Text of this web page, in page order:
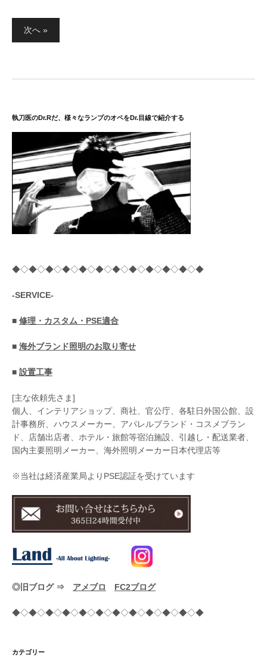
り
次へ »
執刀医のDr.Rだ、様々なランプのオペをDr.目線で紹介する
◆◇◆◇◆◇◆◇◆◇◆◇◆◇◆◇◆◇◆◇◆◇◆
-SERVICE-
■ 修理・カスタム・PSE適合
■ 海外ブランド照明のお取り寄せ
■ 設置工事
[主な依頼先さま]
個人、インテリアショップ、商社、官公庁、各駐日外国公館、設
計事務所、ハウスメーカー、アパレルブランド・コスメブラン
ド、店舗出店者、ホテル・旅館等宿泊施設、引越し・配送業者、
国内主要照明メーカー、海外照明メーカー日本代理店等
※当社は経済産業局よりPSE認証を受けています
◎旧ブログ ⇒ アメブロ FC2ブログ
◆◇◆◇◆◇◆◇◆◇◆◇◆◇◆◇◆◇◆◇◆◇◆
カテゴリー